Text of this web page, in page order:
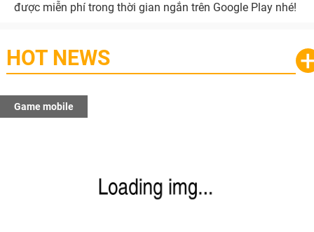
được miễn phí trong thời gian ngắn trên Google Play nhé!
HOT NEWS
Game mobile